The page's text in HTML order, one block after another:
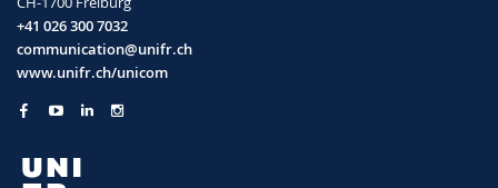
+41 026 300 7032
communication@unifr.ch
www.unifr.ch/unicom